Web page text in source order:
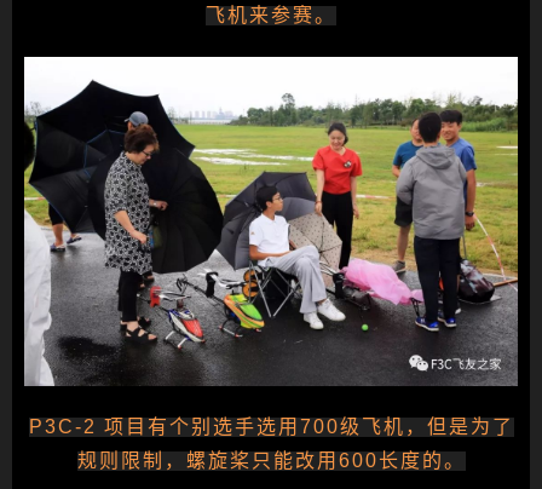
飞机来参赛。
P3C-2 项目有个别选手选用700级飞机，但是为了
规则限制，螺旋桨只能改用600长度的。